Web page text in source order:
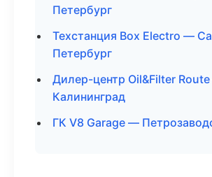
Петербург
Техстанция Box Electro —
Петербург
Дилер-центр Oil&Filter
Калининград
ГК V8 Garage —